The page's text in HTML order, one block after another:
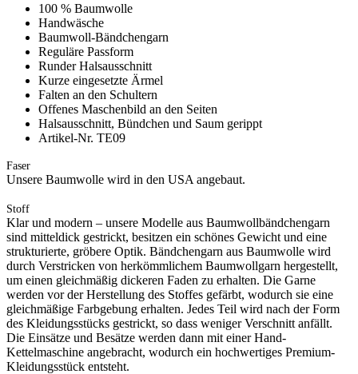
100 % Baumwolle
Handwäsche
Baumwoll-Bändchengarn
Reguläre Passform
Runder Halsausschnitt
Kurze eingesetzte Ärmel
Falten an den Schultern
Offenes Maschenbild an den Seiten
Halsausschnitt, Bündchen und Saum gerippt
Artikel-Nr. TE09
Faser
Unsere Baumwolle wird in den USA angebaut.
Stoff
Klar und modern – unsere Modelle aus Baumwollbändchengarn
sind mitteldick gestrickt, besitzen ein schönes Gewicht und eine
strukturierte, gröbere Optik. Bändchengarn aus Baumwolle wird
durch Verstricken von herkömmlichem Baumwollgarn hergestellt,
um einen gleichmäßig dickeren Faden zu erhalten. Die Garne
werden vor der Herstellung des Stoffes gefärbt, wodurch sie eine
gleichmäßige Farbgebung erhalten. Jedes Teil wird nach der Form
des Kleidungsstücks gestrickt, so dass weniger Verschnitt anfällt.
Die Einsätze und Besätze werden dann mit einer Hand-
Kettelmaschine angebracht, wodurch ein hochwertiges Premium-
Kleidungsstück entsteht.